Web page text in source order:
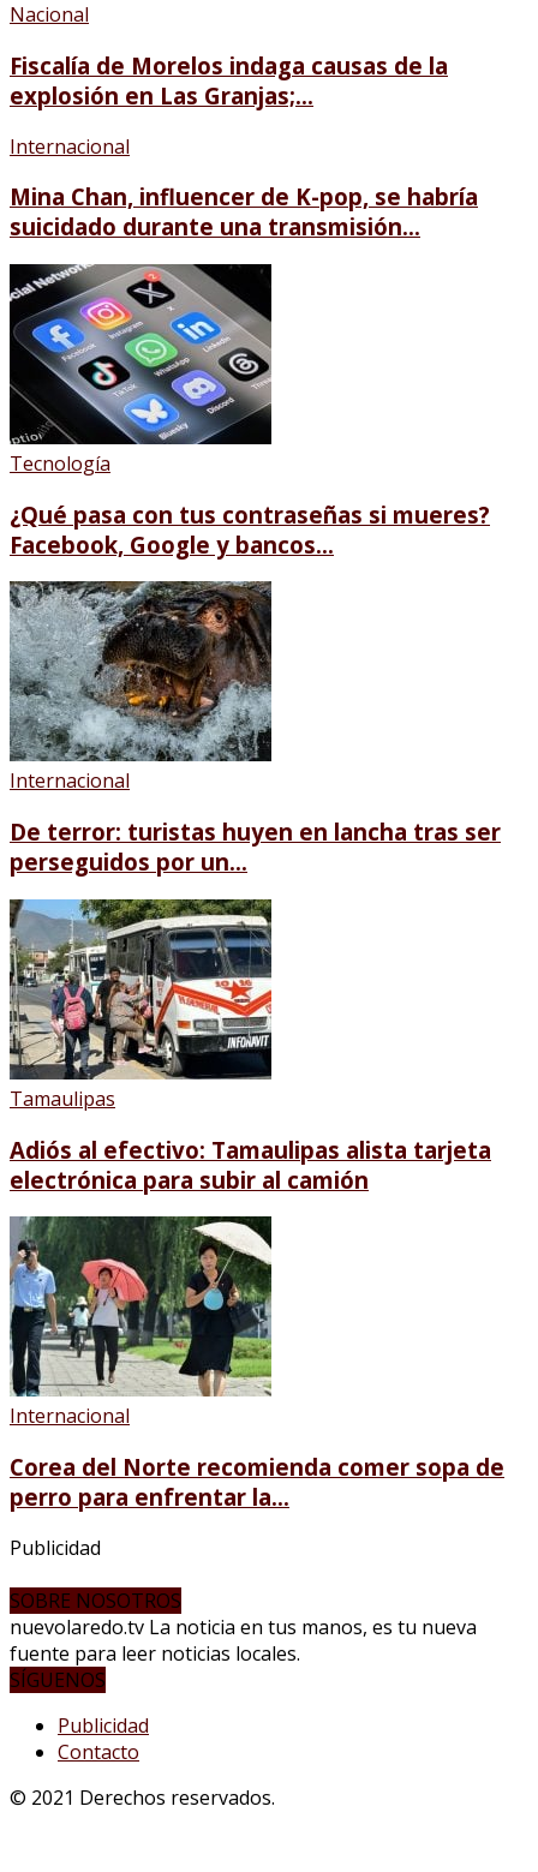
Nacional
Fiscalía de Morelos indaga causas de la
explosión en Las Granjas;...
Internacional
Mina Chan, influencer de K-pop, se habría
suicidado durante una transmisión...
Tecnología
¿Qué pasa con tus contraseñas si mueres?
Facebook, Google y bancos...
Internacional
De terror: turistas huyen en lancha tras ser
perseguidos por un...
Tamaulipas
Adiós al efectivo: Tamaulipas alista tarjeta
electrónica para subir al camión
Internacional
Corea del Norte recomienda comer sopa de
perro para enfrentar la...
Publicidad
SOBRE NOSOTROS
nuevolaredo.tv La noticia en tus manos, es tu nueva
fuente para leer noticias locales.
SÍGUENOS
Publicidad
Contacto
© 2021 Derechos reservados.